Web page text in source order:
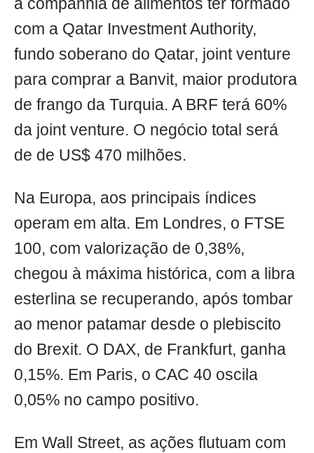
a companhia de alimentos ter formado
com a Qatar Investment Authority,
fundo soberano do Qatar, joint venture
para comprar a Banvit, maior produtora
de frango da Turquia. A BRF terá 60%
da joint venture. O negócio total será
de de US$ 470 milhões.
Na Europa, aos principais índices
operam em alta. Em Londres, o FTSE
100, com valorização de 0,38%,
chegou à máxima histórica, com a libra
esterlina se recuperando, após tombar
ao menor patamar desde o plebiscito
do Brexit. O DAX, de Frankfurt, ganha
0,15%. Em Paris, o CAC 40 oscila
0,05% no campo positivo.
Em Wall Street, as ações flutuam com